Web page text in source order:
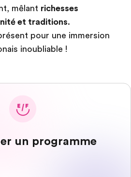
mêlant richesses
et traditions.
pour une immersion
inoubliable !
un programme